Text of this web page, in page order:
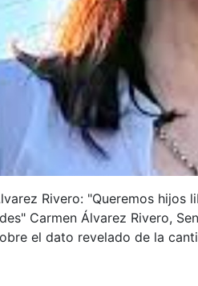
Rivero: "Queremos hijos
Carmen Álvarez Rivero,
el dato revelado de la